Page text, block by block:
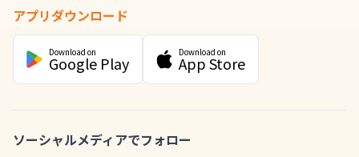
アプリダウンロード
Download on
Google Play
Download on
App Store
ソーシャルメディアでフォロー